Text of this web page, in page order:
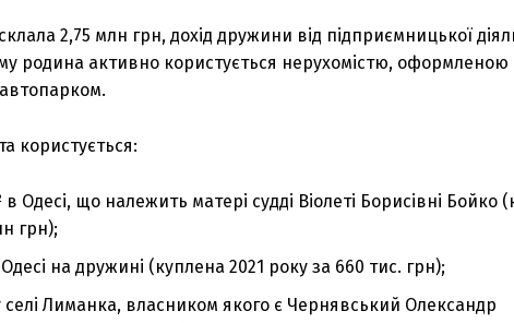
2,75 млн грн, дохід дружини від підприємницької
родина активно користується нерухомістю, оформленою
користується:
Одесі, що належить матері судді Віолеті Борисівні Бойко
грн);
на дружині (куплена 2021 року за 660 тис. грн);
селі Лиманка, власником якого є Чернявський Олександр